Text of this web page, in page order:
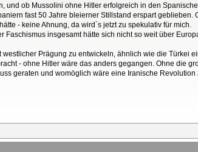
ob Mussolini ohne Hitler erfolgreich in den
fast 50 Jahre bleierner Stillstand erspart geblieben.
- keine Ahnung, da wird´s jetzt zu spekulativ für mich.
insgesamt hätte sich nicht so weit über
Prägung zu entwickeln, ähnlich wie die Türkei
- ohne Hitler wäre das anders gegangen. Ohne die
geraten und womöglich wäre eine Iranische